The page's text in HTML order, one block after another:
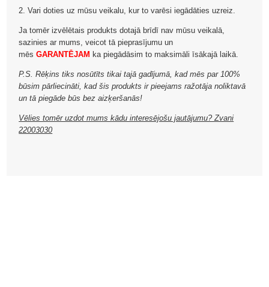
2. Vari doties uz mūsu veikalu, kur to varēsi iegādāties uzreiz.
Ja tomēr izvēlētais produkts dotajā brīdī nav mūsu veikalā,
sazinies ar mums, veicot tā pieprasījumu un
mēsGARANTĒJAM ka piegādāsim to maksimāli īsākajā laikā.
P.S. Rēķins tiks nosūtīts tikai tajā gadījumā, kad mēs par 100%
būsim pārliecināti, kad šis produkts ir pieejams ražotāja noliktavā
un tā piegāde būs bez aizķeršanās!
Vēlies tomēr uzdot mums kādu interesējošu jautājumu? Zvani
22003030